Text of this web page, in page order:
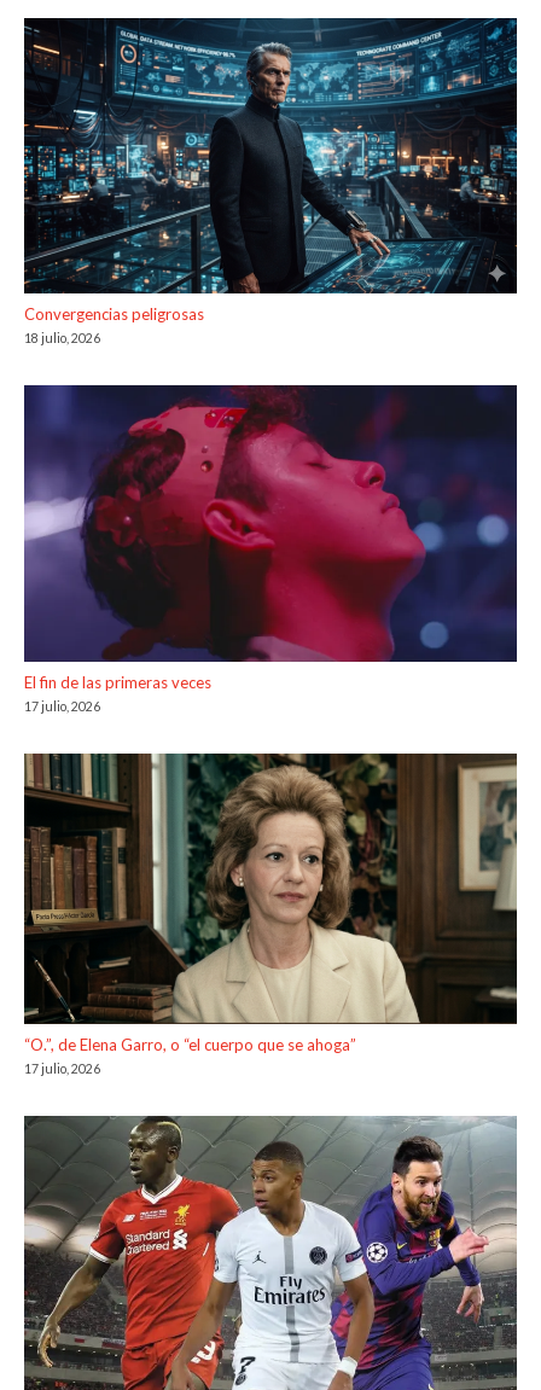
Convergencias peligrosas
18 julio, 2026
El fin de las primeras veces
17 julio, 2026
“O.”, de Elena Garro, o “el cuerpo que se ahoga”
17 julio, 2026